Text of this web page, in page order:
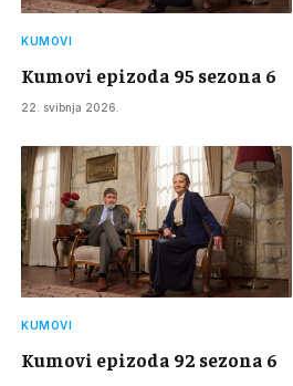
KUMOVI
Kumovi epizoda 95 sezona 6
22. svibnja 2026.
KUMOVI
Kumovi epizoda 92 sezona 6